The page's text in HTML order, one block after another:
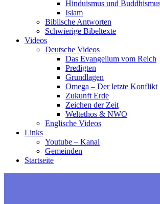
Hinduismus und
Islam
Biblische Antworten
Schwierige Bibeltexte
Videos
Deutsche Videos
Das Evangelium vom Reich
Predigten
Grundlagen
Omega – Der letzte Konflikt
Zukunft Erde
Zeichen der Zeit
Weltethos & NWO
Englische Videos
Links
Youtube – Kanal
Gemeinden
Startseite